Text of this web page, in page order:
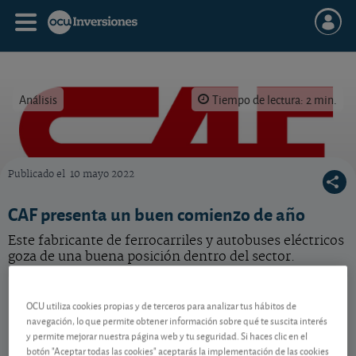
Análisis Tiempo de lectura: 2 min.
La cartera de pedidos del fabricante de autobuses y ferrocarriles marca un nuevo
Publicado el 10 mayo 2022
CAF presenta un buen comienzo de año
Este fabricante de ferrocarriles y autobuses eléctricos
goza de una buena posición dentro del sector.
ES0121975009
06/08/2026 Madrid
0,1 EUR (0,15 %)
OCU utiliza cookies propias y de terceros para analizar tus hábitos de
navegación, lo que permite obtener información sobre qué te suscita interés
y permite mejorar nuestra página web y tu seguridad. Si haces clic en el
botón "Aceptar todas las cookies" aceptarás la implementación de las cookies